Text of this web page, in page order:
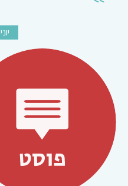
יוני 11, 2022